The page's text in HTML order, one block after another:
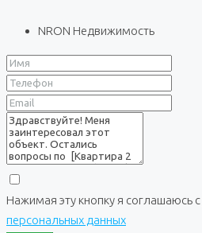
NRON Недвижимость
Нажимая эту кнопку я соглашаюсь с
персональных данных